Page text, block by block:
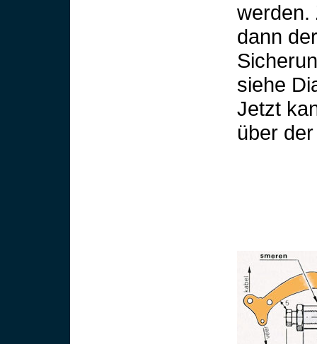
werden.
dann
siehe
Jetzt
über